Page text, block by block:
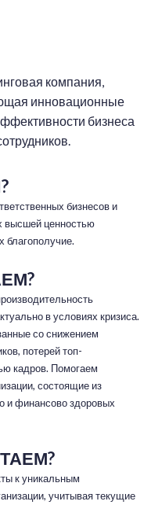
компания,
инновационные
бизнеса
бизнесов и
высшей ценностью
благополучие.
в условиях кризиса.
со снижением
потерей топ-
кадров. Помогаем
состоящие из
и финансово здоровых
к уникальным
учитывая текущие